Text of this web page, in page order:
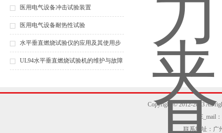
医用电气设备冲击试验装置
医用电气设备耐热性试验
水平垂直燃烧试验仪的应用及其使用步
骤，你都知道吗？
UL94水平垂直燃烧试验机的维护与故障
Copyright © 2012-2013 All
E_mail
联系地址：广